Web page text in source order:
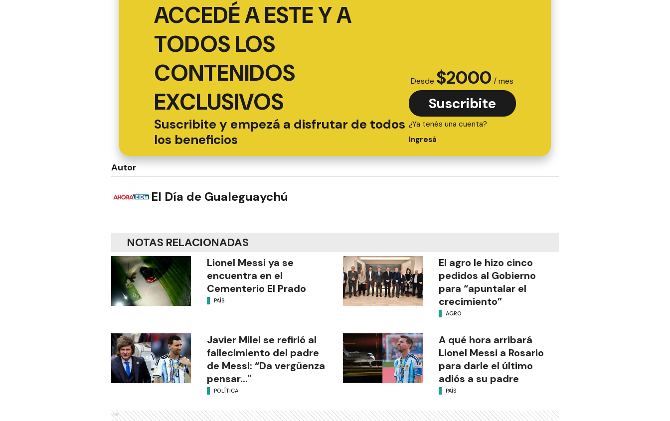
ACCEDÉ A ESTE Y A
TODOS LOS
CONTENIDOS
EXCLUSIVOS
Suscribite y empezá a disfrutar de todos
los beneficios
Desde $2000 / mes
Suscribite
¿Ya tenés una cuenta?
Ingresá
Autor
El Día de Gualeguaychú
NOTAS RELACIONADAS
Lionel Messi ya se
encuentra en el
Cementerio El Prado
PAÍS
El agro le hizo cinco
pedidos al Gobierno
para “apuntalar el
crecimiento”
AGRO
Javier Milei se refirió al
fallecimiento del padre
de Messi: “Da vergüenza
pensar..."
POLÍTICA
A qué hora arribará
Lionel Messi a Rosario
para darle el último
adiós a su padre
PAÍS
Ads